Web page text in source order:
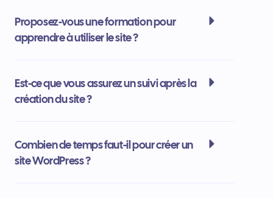
Proposez-vous une formation pour
apprendre à utiliser le site ?
Est-ce que vous assurez un suivi après la
création du site ?
Combien de temps faut-il pour créer un
site WordPress ?